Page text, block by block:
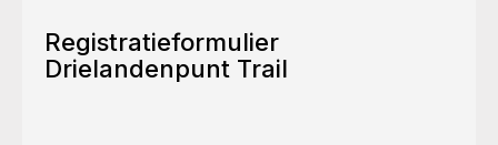
Registratieformulier
Drielandenpunt Trail